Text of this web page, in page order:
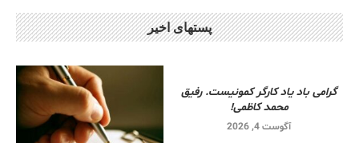
پستهای اخیر
گرامی باد یاد کارگر کمونیست. رفیق
محمد کاظمی!
آگوست 4, 2026